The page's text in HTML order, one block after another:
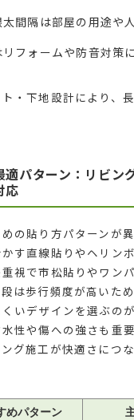
間隔は部屋の用途や
フォームや防音対策
・下地設計により、
パターン：リビン
応
の貼り方パターンが
す直線貼りやヘリン
視で市松貼りやワン
は歩行頻度が高いた
いデザインを選ぶの
性や傷への強さも重
グ施工が快適さにつな
めパターン